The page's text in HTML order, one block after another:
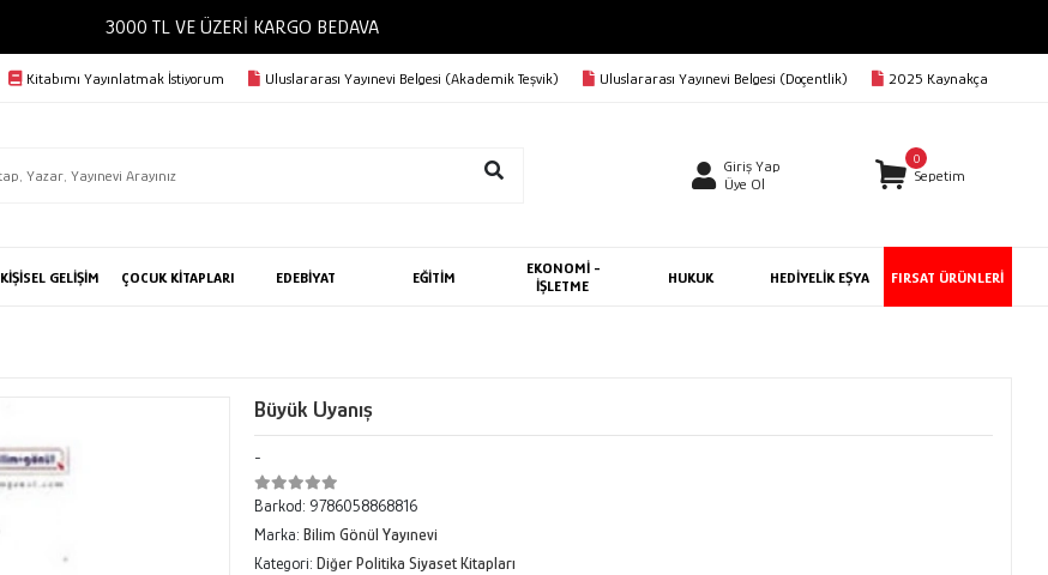
3000 TL VE ÜZERİ KARGO BEDAVA
Kitabımı Yayınlatmak İstiyorum Uluslararası Yayınevi Belgesi (Akademik Teşvik) Uluslararası Yayınevi Belgesi (Doçentlik) 2025 Kaynakça
Giriş Yap
Üye Ol
0
Sepetim
KİŞİSEL GELİŞİM ÇOCUK KİTAPLARI EDEBİYAT EĞİTİM
EKONOMİ -
İŞLETME
HUKUK HEDİYELİK EŞYA FIRSAT ÜRÜNLERİ
Büyük Uyanış
-
Barkod: 9786058868816
Marka: Bilim Gönül Yayınevi
Kategori: Diğer Politika Siyaset Kitapları